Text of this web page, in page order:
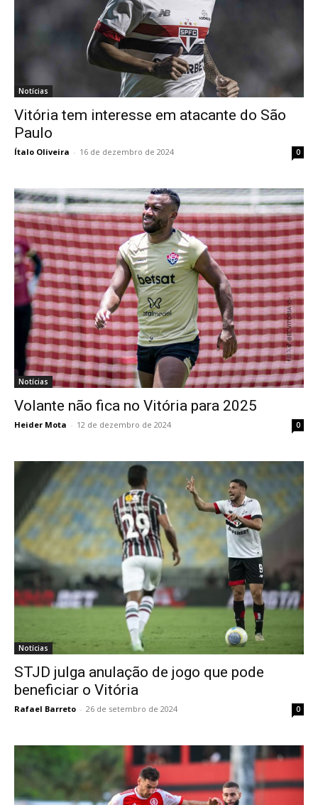
Notícias
Vitória tem interesse em atacante do São
Paulo
Ítalo Oliveira - 16 de dezembro de 2024 0
Notícias
Volante não fica no Vitória para 2025
Heider Mota - 12 de dezembro de 2024 0
Notícias
STJD julga anulação de jogo que pode
beneficiar o Vitória
Rafael Barreto - 26 de setembro de 2024 0